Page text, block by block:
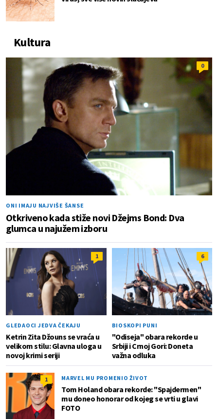
Kultura
0
ONI IMAJU NAJVIŠE ŠANSE
Otkriveno kada stiže novi Džejms Bond: Dva
glumca u najužem izboru
1
GLEDAOCI JEDVA ČEKAJU
Ketrin Zita Džouns se vraća u
velikom stilu: Glavna uloga u
novoj krimi seriji
6
BIOSKOPI PUNI
"Odiseja" obara rekorde u
Srbiji i Crnoj Gori: Doneta
važna odluka
1 MARVEL MU PROMENIO ŽIVOT
Tom Holand obara rekorde: "Spajdermen"
mu doneo honorar od kojeg se vrti u glavi
FOTO